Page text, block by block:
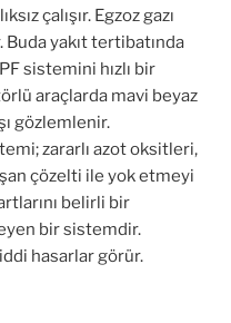
çalışır. Egzoz gazı
yakıt tertibatında
sistemini hızlı bir
araçlarda mavi beyaz
gözlemlenir.
zararlı azot oksitleri,
çözelti ile yok etmeyi
belirli bir
bir sistemdir.
hasarlar görür.